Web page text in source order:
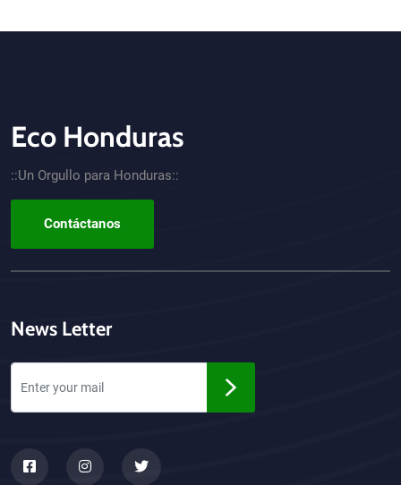
CTA - Footer
Eco Honduras
::Un Orgullo para Honduras::
Contáctanos
News Letter